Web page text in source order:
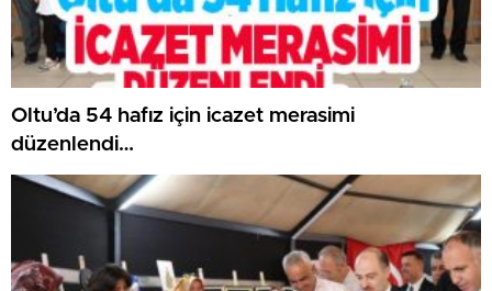
Oltu’da 54 hafız için icazet merasimi
düzenlendi…